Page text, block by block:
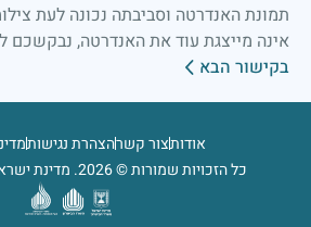
תמונת האנדרטה וסביבתה נכונה לעת
אינה מייצגת עוד את האנדרטה, נבקשכם
בקישור הבא
אודותצור קשרהצהרת נגישות
כל הזכויות שמורות © 2026. מדינת ישראל, משרד הביטחון.